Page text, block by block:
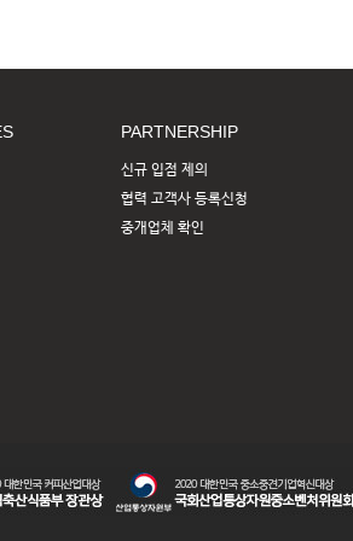
PARTNERSHIP
신규 입점 제의
협력 고객사 등록신청
중개업체 확인